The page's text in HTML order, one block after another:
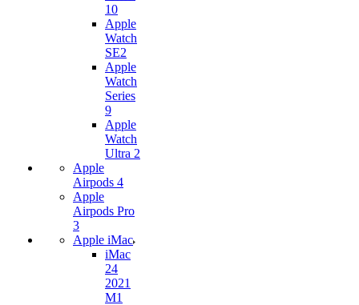
10
Apple
Watch
SE2
Apple
Watch
Series
9
Apple
Watch
Ultra 2
Apple
Airpods 4
Apple
Airpods Pro
3
Apple iMac
iMac
24
2021
M1